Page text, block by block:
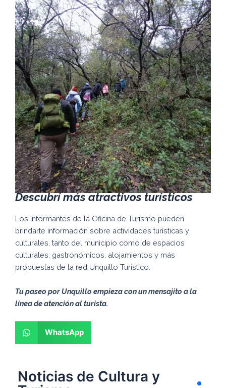
Descubrímás atractivos turísticos
Los informantes de la Oficina de Turismo pueden
brindarte información sobre actividades turísticas y
culturales, tanto del municipio como de espacios
culturales, gastronómicos, alojamientos y más
propuestas de la red Unquillo Turístico.
Tu paseo por Unquillo empieza con un mensajito a la
línea de atención al turista.
WhatsApp
Noticias de Cultura y